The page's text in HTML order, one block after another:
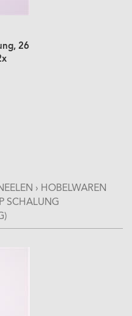
26
› HOBELWAREN
SCHALUNG